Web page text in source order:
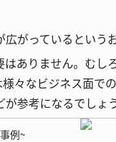
がっているという
ありません。むし
々なビジネス面で
参考になるでしょう
例~